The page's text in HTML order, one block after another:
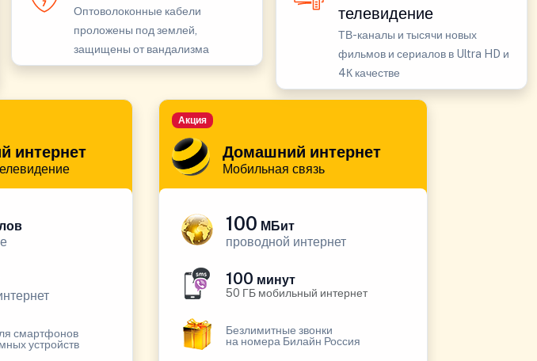
Оптоволоконные кабели
проложены под землей,
защищены от вандализма
телевидение
ТВ-каналы и тысячи новых
фильмов и сериалов в Ultra HD и
4К качестве
интернет
смартфонов
устройств
Домашний интернет
Мобильная связь
Акция
100 МБит
проводной интернет
100 минут
50 ГБ мобильный интернет
Безлимитные звонки
на номера Билайн Россия